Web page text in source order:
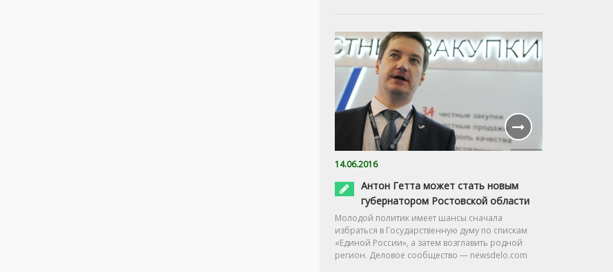
14.06.2016
Антон Гетта может стать новым
губернатором Ростовской области
Молодой политик имеет шансы сначала
избраться в Государственную думу по спискам
«Единой России», а затем возглавить родной
регион. Деловое сообщество — newsdelo.com